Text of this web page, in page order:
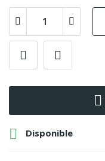
 Disponible